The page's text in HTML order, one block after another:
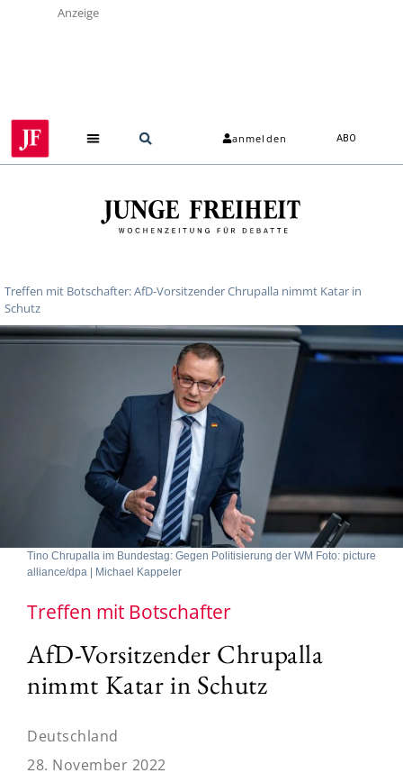
Anzeige
anmelden ABO
Treffen mit Botschafter: AfD-Vorsitzender Chrupalla nimmt Katar in
Schutz
Tino Chrupalla im Bundestag: Gegen Politisierung der WM Foto: picture
alliance/dpa | Michael Kappeler
Treffen mit Botschafter
AfD-Vorsitzender Chrupalla
nimmt Katar in Schutz
Deutschland
28. November 2022